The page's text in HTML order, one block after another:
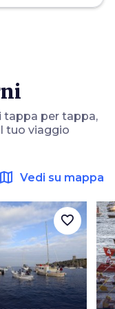
tappa per tappa,
tuo viaggio
map Vedi su mappa
favorite_border